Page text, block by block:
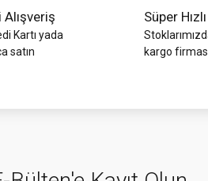
Alışveriş
Kartı yada
satın
Süper
kargo